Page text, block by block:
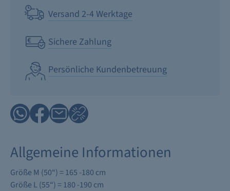
Versand 2-4 Werktage
Sichere Zahlung
Persönliche Kundenbetreuung
Allgemeine Informationen
Größe M (50“) = 165 -180 cm
Größe L (55“) = 180 -190 cm